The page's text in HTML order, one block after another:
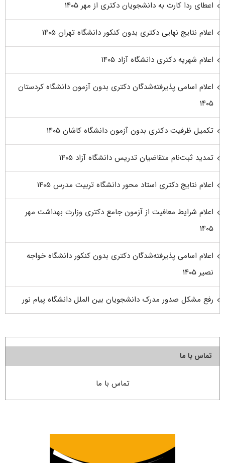
اعطای ردا کارت به دانشجویان دکتری از مهر ۱۴۰۵
اعلام نتایج نهایی دکتری بدون کنکور دانشگاه تهران ۱۴۰۵
اعلام شهریه دکتری دانشگاه آزاد ۱۴۰۵
اعلام اسامی پذیرفته‌شدگان دکتری بدون آزمون دانشگاه کردستان
۱۴۰۵
تکمیل ظرفیت دکتری بدون آزمون دانشگاه کاشان ۱۴۰۵
تمدید ثبت‌نام متقاضیان تدریس دانشگاه آزاد ۱۴۰۵
اعلام نتایج دکتری استاد محور دانشگاه تربیت مدرس ۱۴۰۵
اعلام شرایط معافیت از آزمون جامع دکتری وزارت بهداشت مهر
۱۴۰۵
اعلام اسامی پذیرفته‌شدگان دکتری بدون کنکور دانشگاه خواجه
نصیر ۱۴۰۵
رفع مشکل صدور مدرک دانشجویان بین الملل دانشگاه پیام نور
تماس با ما
تماس با ما